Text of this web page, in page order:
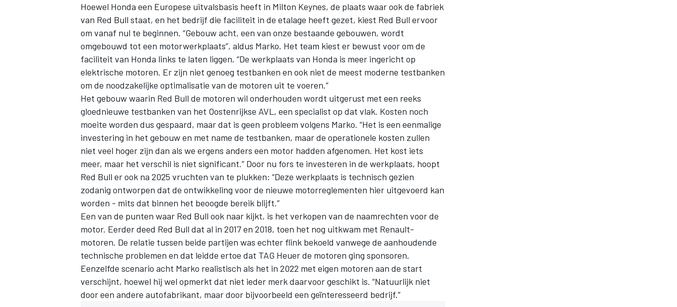
Hoewel Honda een Europese uitvalsbasis heeft in Milton Keynes, de plaats waar ook de fabriek
van Red Bull staat, en het bedrijf die faciliteit in de etalage heeft gezet, kiest Red Bull ervoor
om vanaf nul te beginnen. “Gebouw acht, een van onze bestaande gebouwen, wordt
omgebouwd tot een motorwerkplaats”, aldus Marko. Het team kiest er bewust voor om de
faciliteit van Honda links te laten liggen. “De werkplaats van Honda is meer ingericht op
elektrische motoren. Er zijn niet genoeg testbanken en ook niet de meest moderne testbanken
om de noodzakelijke optimalisatie van de motoren uit te voeren.”
Het gebouw waarin Red Bull de motoren wil onderhouden wordt uitgerust met een reeks
gloednieuwe testbanken van het Oostenrijkse AVL, een specialist op dat vlak. Kosten noch
moeite worden dus gespaard, maar dat is geen probleem volgens Marko. “Het is een eenmalige
investering in het gebouw en met name de testbanken, maar de operationele kosten zullen
niet veel hoger zijn dan als we ergens anders een motor hadden afgenomen. Het kost iets
meer, maar het verschil is niet significant.” Door nu fors te investeren in de werkplaats, hoopt
Red Bull er ook na 2025 vruchten van te plukken: “Deze werkplaats is technisch gezien
zodanig ontworpen dat de ontwikkeling voor de nieuwe motorreglementen hier uitgevoerd kan
worden - mits dat binnen het beoogde bereik blijft.”
Een van de punten waar Red Bull ook naar kijkt, is het verkopen van de naamrechten voor de
motor. Eerder deed Red Bull dat al in 2017 en 2018, toen het nog uitkwam met Renault-
motoren. De relatie tussen beide partijen was echter flink bekoeld vanwege de aanhoudende
technische problemen en dat leidde ertoe dat TAG Heuer de motoren ging sponsoren.
Eenzelfde scenario acht Marko realistisch als het in 2022 met eigen motoren aan de start
verschijnt, hoewel hij wel opmerkt dat niet ieder merk daarvoor geschikt is. “Natuurlijk niet
door een andere autofabrikant, maar door bijvoorbeeld een geïnteresseerd bedrijf.”